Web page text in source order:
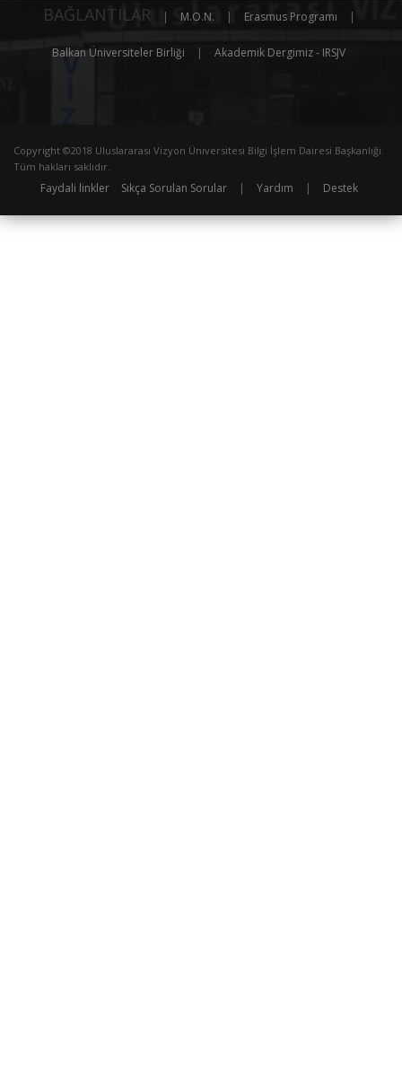
BAĞLANTILAR | M.O.N. | Erasmus Programı |
Balkan Üniversiteler Birliği | Akademik Dergimiz - IRSJV
Copyright ©2018 Uluslararası Vizyon Üniversitesi Bilgi İşlem Dairesi Başkanlığı.
Tüm hakları saklıdır.
Faydali linkler Sıkça Sorulan Sorular | Yardım | Destek